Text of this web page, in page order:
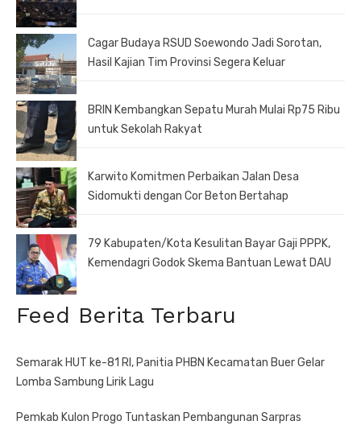
Cagar Budaya RSUD Soewondo Jadi Sorotan,
Hasil Kajian Tim Provinsi Segera Keluar
BRIN Kembangkan Sepatu Murah Mulai Rp75 Ribu
untuk Sekolah Rakyat
Karwito Komitmen Perbaikan Jalan Desa
Sidomukti dengan Cor Beton Bertahap
79 Kabupaten/Kota Kesulitan Bayar Gaji PPPK,
Kemendagri Godok Skema Bantuan Lewat DAU
Feed Berita Terbaru
Semarak HUT ke-81 RI, Panitia PHBN Kecamatan Buer Gelar
Lomba Sambung Lirik Lagu
Pemkab Kulon Progo Tuntaskan Pembangunan Sarpras